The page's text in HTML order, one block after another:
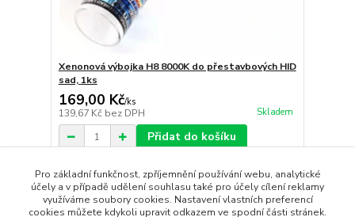
Xenonová výbojka H8 8000K do přestavbových HID
sad, 1ks
169,00 Kč/ks
139,67 Kč bez DPH Skladem
Přidat do košíku
strana z 1
Pro základní funkčnost, zpříjemnění používání webu, analytické
účely a v případě udělení souhlasu také pro účely cílení reklamy
využíváme soubory cookies. Nastavení vlastních preferencí
cookies můžete kdykoli upravit odkazem ve spodní části stránek.